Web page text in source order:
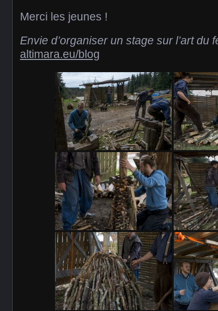
Merci les jeunes !
Envie d’organiser un stage sur l’art du
altimara.eu/blog